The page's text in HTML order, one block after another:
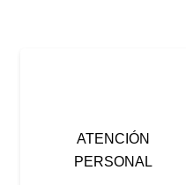
ATENCIÓN
PERSONAL